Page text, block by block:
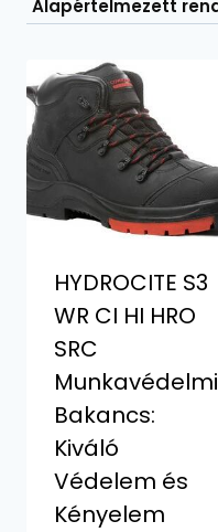
HYDROCITE S3
WR CI HI HRO
SRC
Munkavédelmi
Bakancs:
Kiváló
Védelem és
Kényelem